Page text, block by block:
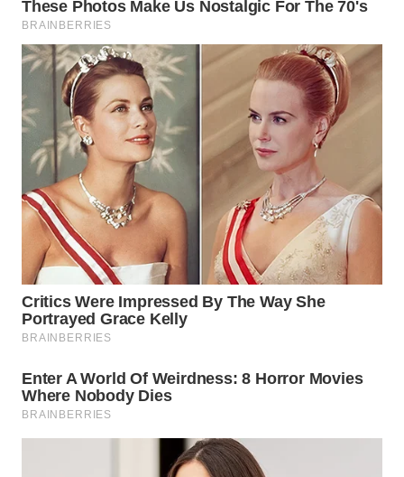
WN
WN
LANGKAT
WN
TAPANULI
SELATAN
WN
TANJUNG
LESUNG
WN
KARO
WN
SIMALUNGUN